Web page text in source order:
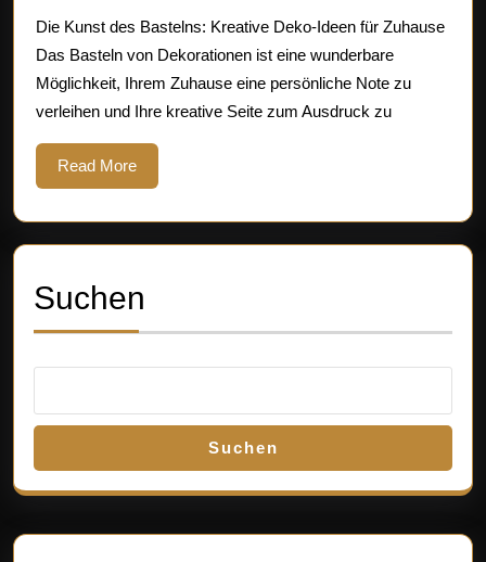
Deko-
Zuhause
Die Kunst des Bastelns: Kreative Deko-Ideen für Zuhause
Das Basteln von Dekorationen ist eine wunderbare
Möglichkeit, Ihrem Zuhause eine persönliche Note zu
verleihen und Ihre kreative Seite zum Ausdruck zu
Read MoreRead
More
Suchen
Suchen